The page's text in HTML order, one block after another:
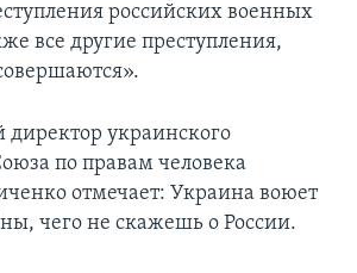
российских военных
все другие преступления,
украинского
по правам человека
отмечает: Украина воюет
чего не скажешь о России.